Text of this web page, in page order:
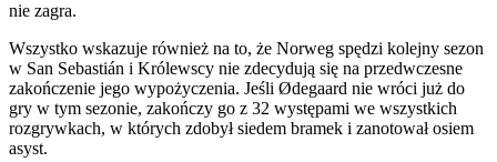
nie zagra.
Wszystko wskazuje również na to, że Norweg spędzi kolejny sezon
w San Sebastián i Królewscy nie zdecydują się na przedwczesne
zakończenie jego wypożyczenia. Jeśli Ødegaard nie wróci już do
gry w tym sezonie, zakończy go z 32 występami we wszystkich
rozgrywkach, w których zdobył siedem bramek i zanotował osiem
asyst.